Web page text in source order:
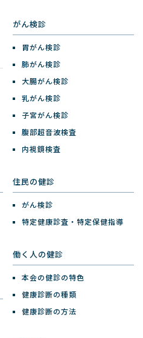
がん検診
胃がん検診
肺がん検診
大腸がん検診
乳がん検診
子宮がん検診
腹部超音波検査
内視鏡検査
住民の健診
がん検診
特定健康診査・特定保健指導
働く人の健診
本会の健診の特色
健康診断の種類
健康診断の方法